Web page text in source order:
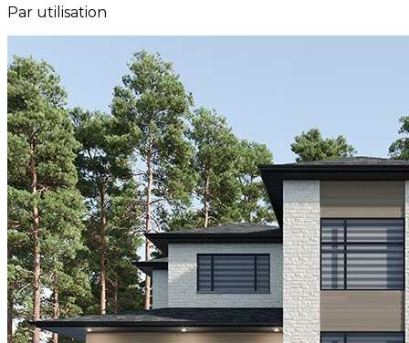
Par utilisation